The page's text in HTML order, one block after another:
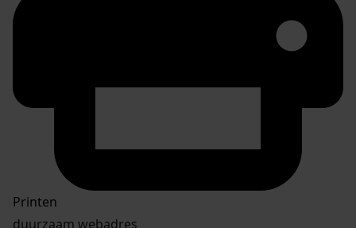
Printen
duurzaam webadres